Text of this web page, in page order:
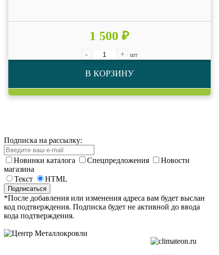
1 500 ₽
- + шт
В КОРЗИНУ
Подписка на рассылку:
Новинки каталога Спецпредложения
Новости
магазина
Текст
HTML
*После добавления или изменения адреса вам будет выслан
код подтверждения. Подписка будет не активной до ввода
кода подтверждения.